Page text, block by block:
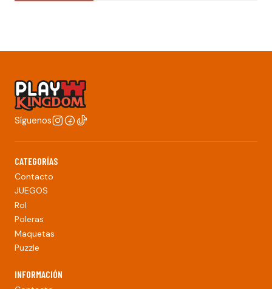
Síguenos
CATEGORÍAS
Contacto
JUEGOS
Rol
Poleras
Maquetas
Puzzle
INFORMACIÓN